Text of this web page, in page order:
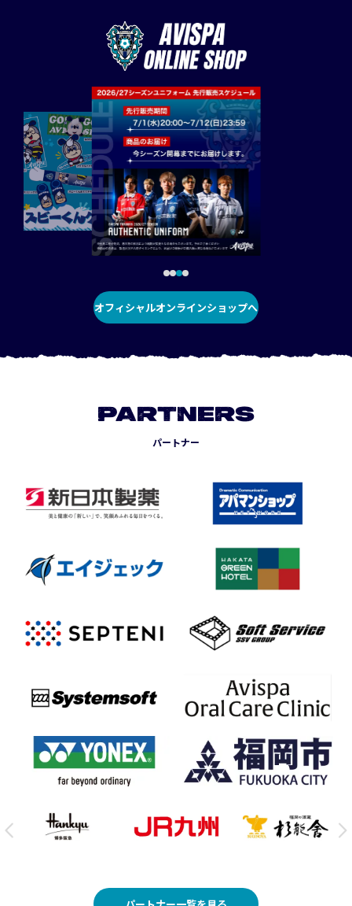
オフィシャルオンラインショップへ
PARTNERS
パートナー